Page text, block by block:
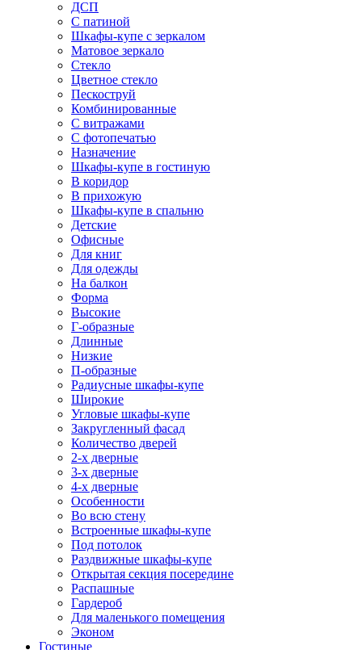
ДСП
С патиной
Шкафы-купе с зеркалом
Матовое зеркало
Стекло
Цветное стекло
Пескоструй
Комбинированные
С витражами
С фотопечатью
Назначение
Шкафы-купе в гостиную
В коридор
В прихожую
Шкафы-купе в спальню
Детские
Офисные
Для книг
Для одежды
На балкон
Форма
Высокие
Г-образные
Длинные
Низкие
П-образные
Радиусные шкафы-купе
Широкие
Угловые шкафы-купе
Закругленный фасад
Количество дверей
2-х дверные
3-х дверные
4-х дверные
Особенности
Во всю стену
Встроенные шкафы-купе
Под потолок
Раздвижные шкафы-купе
Открытая секция посередине
Распашные
Гардероб
Для маленького помещения
Эконом
Гостиные